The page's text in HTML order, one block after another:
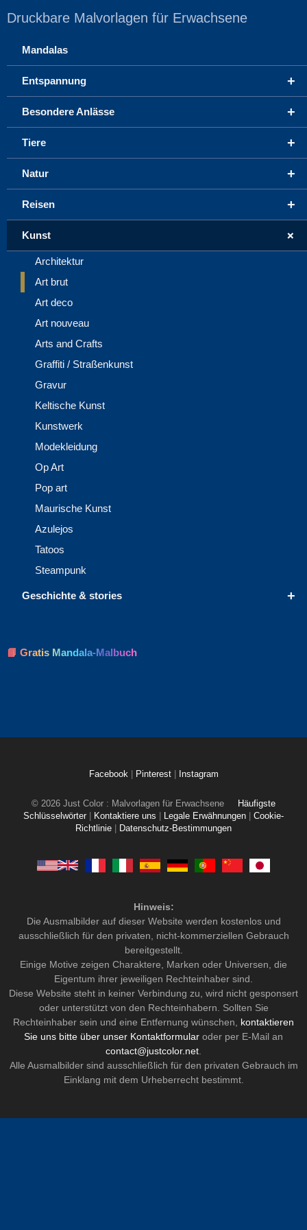
Druckbare Malvorlagen für Erwachsene
Mandalas
+
Entspannung
+
Besondere Anlässe
+
Tiere
+
Natur
+
Reisen
+
Kunst
Architektur
Art brut
Art deco
Art nouveau
Arts and Crafts
Graffiti / Straßenkunst
Gravur
Keltische Kunst
Kunstwerk
Modekleidung
Op Art
Pop art
Maurische Kunst
Azulejos
Tatoos
Steampunk
+
Geschichte & stories
📘 Gratis Mandala-Malbuch
Facebook Pinterest Instagram
© 2026 Just Color : Malvorlagen für Erwachsene
Häufigste
Schlüsselwörter
Kontaktiere uns Legale Erwähnungen
Cookie-
Richtlinie
Datenschutz-Bestimmungen
Hinweis:
Die Ausmalbilder auf dieser Website werden kostenlos und
ausschließlich für den privaten, nicht-kommerziellen Gebrauch
bereitgestellt.
Einige Motive zeigen Charaktere, Marken oder Universen, die
Eigentum ihrer jeweiligen Rechteinhaber sind.
Diese Website steht in keiner Verbindung zu, wird nicht gesponsert
oder unterstützt von den Rechteinhabern. Sollten Sie
Rechteinhaber sein und eine Entfernung wünschen, kontaktieren
Sie uns bitte über unser Kontaktformular oder per E-Mail an
contact@justcolor.net
Alle Ausmalbilder sind ausschließlich für den privaten Gebrauch im
Einklang mit dem Urheberrecht bestimmt.